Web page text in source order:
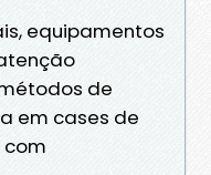
equipamentos
de
em cases de